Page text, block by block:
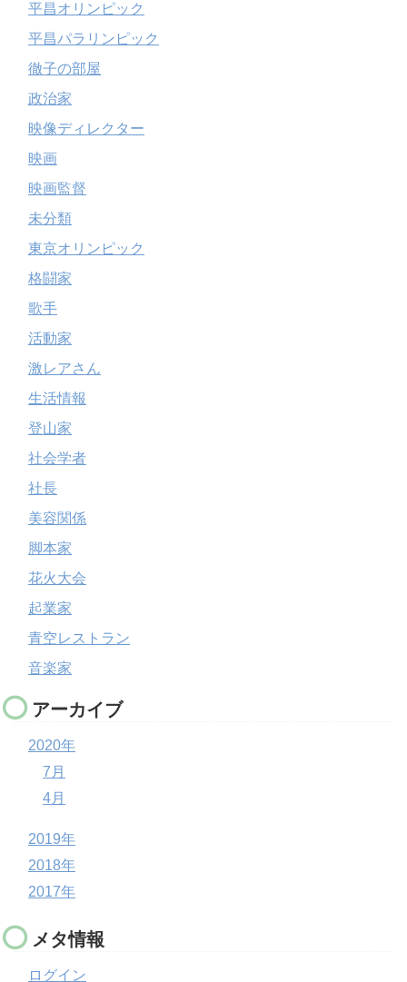
平昌オリンピック
平昌パラリンピック
徹子の部屋
政治家
映像ディレクター
映画
映画監督
未分類
東京オリンピック
格闘家
歌手
活動家
激レアさん
生活情報
登山家
社会学者
社長
美容関係
脚本家
花火大会
起業家
青空レストラン
音楽家
アーカイブ
2020年
7月
4月
2019年
2018年
2017年
メタ情報
ログイン